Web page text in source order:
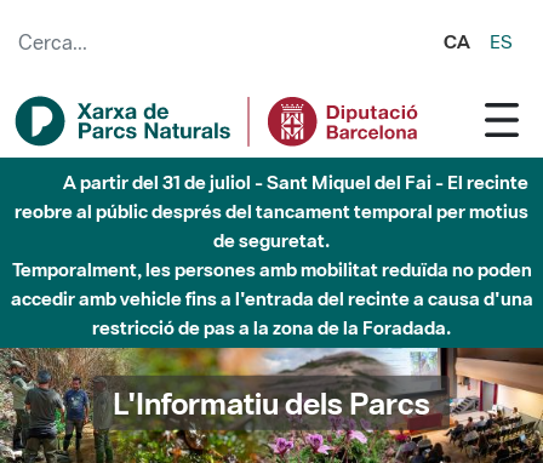
CA ES
Fins al desembre de 2026 - Parc Fluvial Besòs -
Afectacions a la llera del Parc Fluvial del Besòs degut a
obres de construcció d'una passera sobre el riu
L'Informatiu dels Parcs